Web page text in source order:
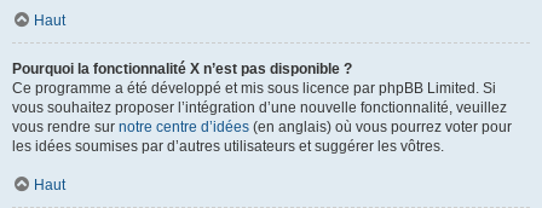
Haut
Pourquoi la fonctionnalité X n’est pas disponible ?
Ce programme a été développé et mis sous licence par phpBB Limited. Si
vous souhaitez proposer l’intégration d’une nouvelle fonctionnalité, veuillez
vous rendre sur notre centre d’idées (en anglais) où vous pourrez voter pour
les idées soumises par d’autres utilisateurs et suggérer les vôtres.
Haut